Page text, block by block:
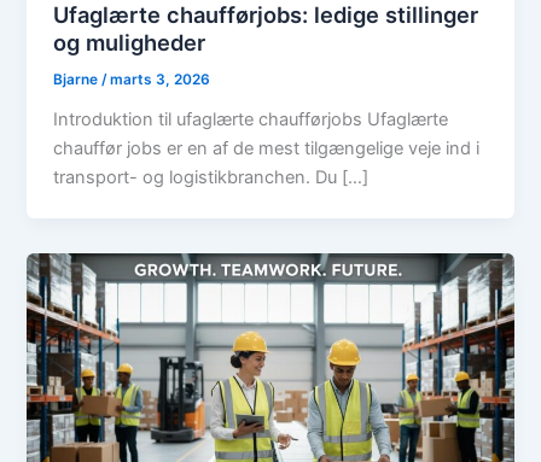
Ufaglærte chaufførjobs: ledige stillinger
og muligheder
Bjarne/marts 3, 2026
Introduktion til ufaglærte chaufførjobs Ufaglærte
chauffør jobs er en af de mest tilgængelige veje ind i
transport- og logistikbranchen. Du […]